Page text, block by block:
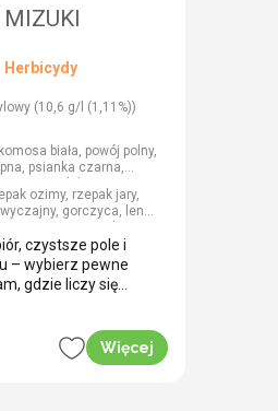
MIZUKI
Herbicydy
(10,6 g/l (1,11%))
biała, powój polny,
psianka czarna,
(rdest
sporek polny, rdest
polne.
ozimy, rzepak jary,
gorczyca, len
siewne, mak
czystsze pole i
– wybierz pewne
gdzie liczy się
Więcej